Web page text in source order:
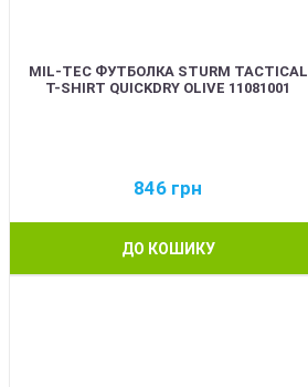
MIL-TEC ФУТБОЛКА STURM TACTICAL
T-SHIRT QUICKDRY OLIVE 11081001
846 грн
ДО КОШИКУ